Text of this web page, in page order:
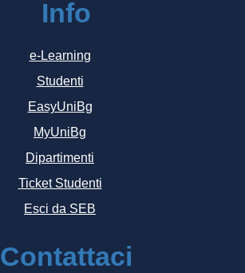
Info
e-Learning
Studenti
EasyUniBg
MyUniBg
Dipartimenti
Ticket Studenti
Esci da SEB
Contattaci